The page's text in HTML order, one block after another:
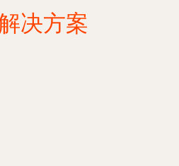
决方案